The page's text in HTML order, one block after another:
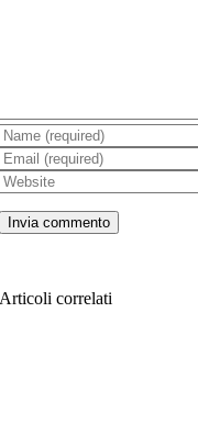
Articoli correlati